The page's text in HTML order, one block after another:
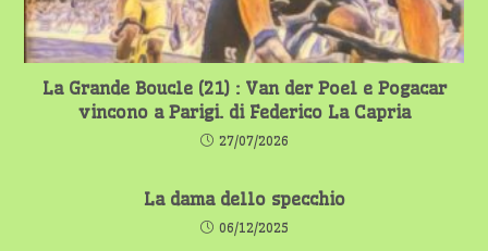
La Grande Boucle (21) : Van der Poel e Pogacar
vincono a Parigi. di Federico La Capria
27/07/2026
La dama dello specchio
06/12/2025